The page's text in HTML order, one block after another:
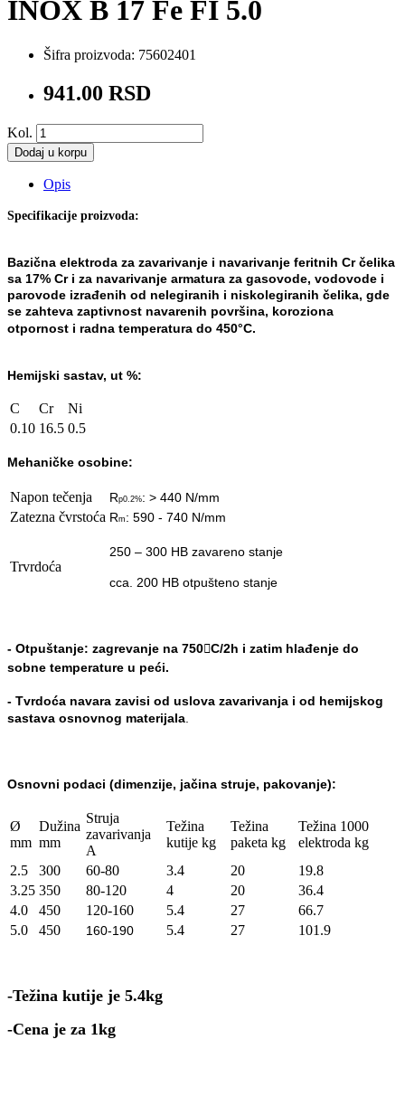
INOX B 17 Fe FI 5.0
Šifra proizvoda: 75602401
941.00 RSD
Kol.
Dodaj u korpu
Opis
Specifikacije proizvoda:
Bazična elektroda za zavarivanje i navarivanje feritnih Cr čelika
sa 17% Cr i za navarivanje armatura za gasovode, vodovode i
parovode izrađenih od nelegiranih i niskolegiranih čelika, gde
se zahteva zaptivnost navarenih površina, koroziona
otpornost i radna temperatura do 450°C.
Hemijski sastav, ut %:
C Cr
Ni
0.10 16.5 0.5
Mehaničke osobine:
Napon tečenja Rp0.2%: > 440 N/mm
Zatezna čvrstoća Rm: 590 - 740 N/mm
Trvrdoća
250 – 300 HB zavareno stanje
cca. 200 HB otpušteno stanje
- Otpuštanje: zagrevanje na 750C/2h i zatim hlađenje do
sobne temperature u peći.
- Tvrdoća navara zavisi od uslova zavarivanja i od hemijskog
sastava osnovnog materijala
Osnovni podaci (dimenzije, jačina struje, pakovanje):
Ø
mm
Dužina
mm
Struja
zavarivanja
A
Težina
kutije kg
Težina
paketa kg
Težina 1000
elektroda kg
2.5
300 60-80 3.4 20
19.8
3.25 350 80-120 4 20
36.4
4.0
450 120-160 5.4 27
66.7
5.0
450 160-190 5.4 27 101.9
-Težina kutije je 5.4kg
-Cena je za 1kg